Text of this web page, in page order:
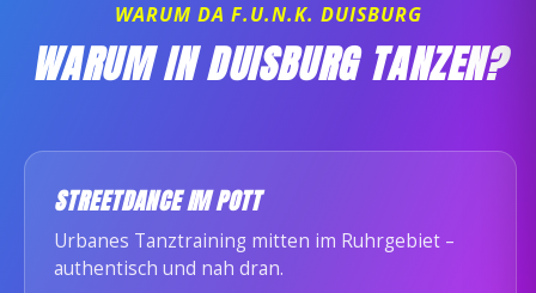
WARUM DA F.U.N.K. DUISBURG
WARUM IN DUISBURG TANZEN?
STREETDANCE IM POTT
Urbanes Tanztraining mitten im Ruhrgebiet –
authentisch und nah dran.